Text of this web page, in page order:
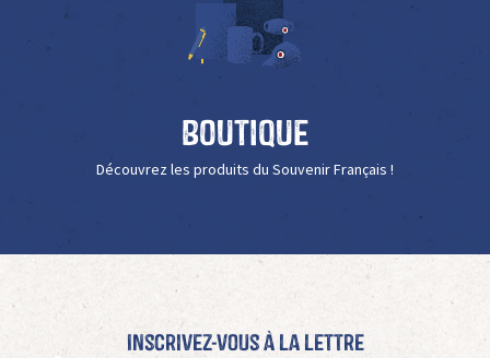
Boutique
Découvrez les produits du Souvenir Français !
Inscrivez-vous à La Lettre